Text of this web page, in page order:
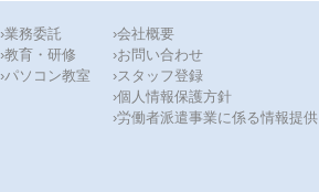
›業務委託
›教育・研修
›パソコン教室
›会社概要
›お問い合わせ
›スタッフ登録
›個人情報保護方針
›労働者派遣事業に係る情報提供